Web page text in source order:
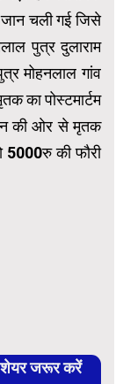
चली गई जिसे
पुत्र दुलाराम
मोहनलाल गांव
का पोस्टमार्टम
की ओर से मृतक
की फौरी
शेयर जरूर करें